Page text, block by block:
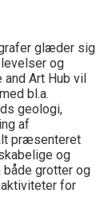
glæder sig
og
and Art Hub vil
bl.a.
geologi,
af
præsenteret
og
grotter og
aktiviteter for